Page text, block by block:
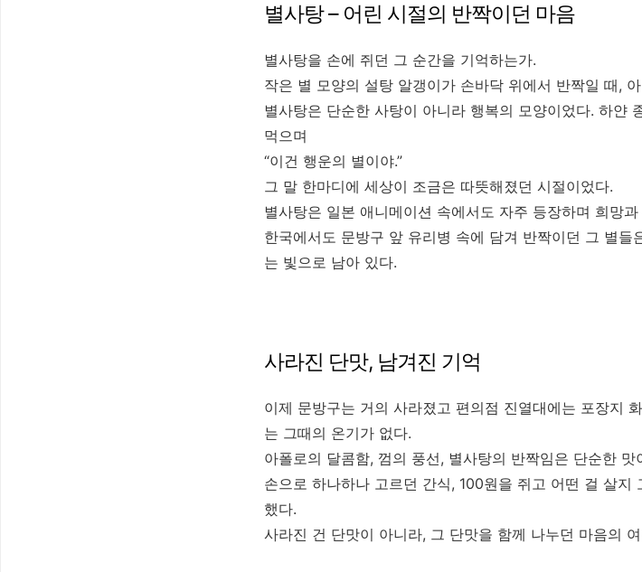
별사탕 – 어린 시절의 반짝이던 마음
별사탕을 손에 쥐던 그 순간을 기억하는가.
작은 별 모양의 설탕 알갱이가 손바닥 위에서 반짝일 때,
별사탕은 단순한 사탕이 아니라 행복의 모양이었다. 하얀
먹으며
“이건 행운의 별이야.”
그 말 한마디에 세상이 조금은 따뜻해졌던 시절이었다.
별사탕은 일본 애니메이션 속에서도 자주 등장하며 희망
한국에서도 문방구 앞 유리병 속에 담겨 반짝이던 그 별
는 빛으로 남아 있다.
사라진 단맛, 남겨진 기억
이제 문방구는 거의 사라졌고 편의점 진열대에는 포장지
는 그때의 온기가 없다.
아폴로의 달콤함, 껌의 풍선, 별사탕의 반짝임은 단순한
손으로 하나하나 고르던 간식, 100원을 쥐고 어떤 걸 살
했다.
사라진 건 단맛이 아니라, 그 단맛을 함께 나누던 마음의